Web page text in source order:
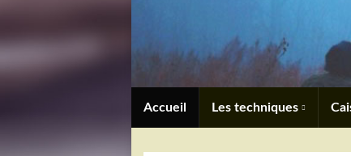
Accueil Les techniques